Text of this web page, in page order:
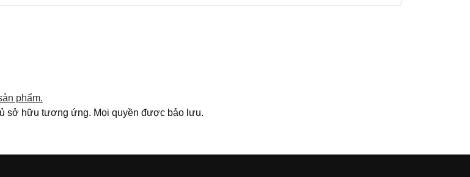
phẩm.
sở hữu tương ứng. Mọi quyền được bảo lưu.